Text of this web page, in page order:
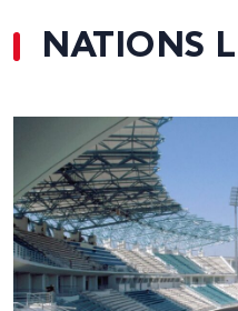
NATIONS